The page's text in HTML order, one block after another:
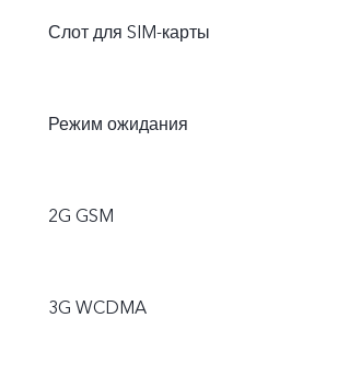
Слот для SIM-карты
Режим ожидания
2G GSM
3G WCDMA